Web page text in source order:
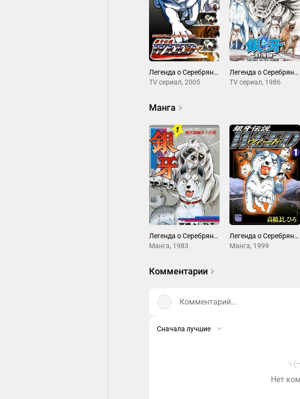
Легенда о Серебряном Клыке Уиде
ТV сериал, 2005
Легенда о Серебряном Клыке: Падающая звезда Гин
ТV сериал, 1986
Манга
Легенда о Серебряном Клыке: Падающая звезда Гин
Манга, 1983
Легенда о Серебряном Клыке Уиде
Манга, 1999
Комментарии
Комментарий...
Сначала лучшие
ヽ(
Нет